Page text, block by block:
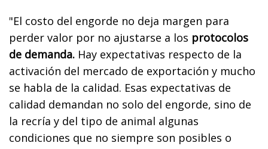
"El costo del engorde no deja margen para
perder valor por no ajustarse a los protocolos
de demanda. Hay expectativas respecto de la
activación del mercado de exportación y mucho
se habla de la calidad. Esas expectativas de
calidad demandan no solo del engorde, sino de
la recría y del tipo de animal algunas
condiciones que no siempre son posibles o